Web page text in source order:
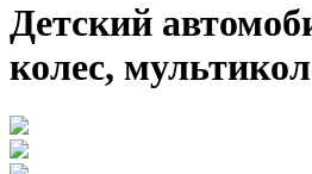
Детский
колес,